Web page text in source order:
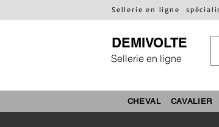
Sellerie en ligne
DEMIVOLTE
Sellerie en ligne
CHEVAL CAVALIER